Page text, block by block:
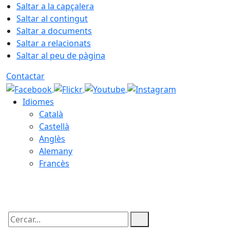
Saltar a la capçalera
Saltar al contingut
Saltar a documents
Saltar a relacionats
Saltar al peu de pàgina
Contactar
Idiomes
Català
Castellà
Anglès
Alemany
Francès
Cercar: